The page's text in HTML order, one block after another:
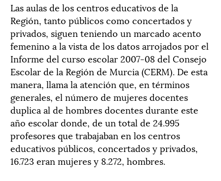
Las aulas de los centros educativos de la
Región, tanto públicos como concertados y
privados, siguen teniendo un marcado acento
femenino a la vista de los datos arrojados por el
Informe del curso escolar 2007-08 del Consejo
Escolar de la Región de Murcia (CERM). De esta
manera, llama la atención que, en términos
generales, el número de mujeres docentes
duplica al de hombres docentes durante este
año escolar donde, de un total de 24.995
profesores que trabajaban en los centros
educativos públicos, concertados y privados,
16.723 eran mujeres y 8.272, hombres.